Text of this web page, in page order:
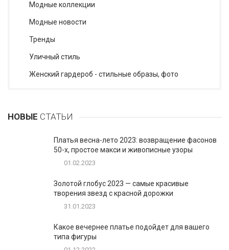
Модные коллекции
Модные новости
Тренды
Уличный стиль
Женский гардероб - стильные образы, фото
НОВЫЕ СТАТЬИ
Платья весна-лето 2023: возвращение фасонов
50-х, простое макси и живописные узоры
01.02.2023
Золотой глобус 2023 — самые красивые
творения звезд с красной дорожки
31.01.2023
Какое вечернее платье подойдет для вашего
типа фигуры